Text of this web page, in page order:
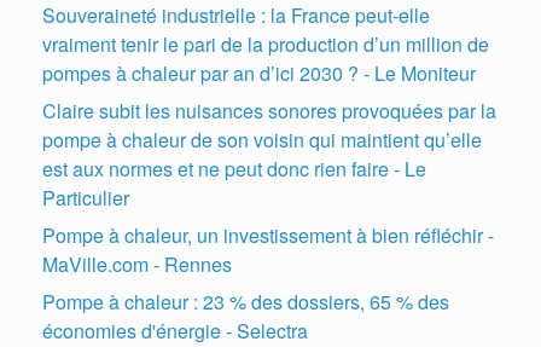
Souveraineté industrielle : la France peut-elle
vraiment tenir le pari de la production d’un million de
pompes à chaleur par an d’ici 2030 ? - Le Moniteur
Claire subit les nuisances sonores provoquées par la
pompe à chaleur de son voisin qui maintient qu’elle
est aux normes et ne peut donc rien faire - Le
Particulier
Pompe à chaleur, un investissement à bien réfléchir -
MaVille.com - Rennes
Pompe à chaleur : 23 % des dossiers, 65 % des
économies d'énergie - Selectra